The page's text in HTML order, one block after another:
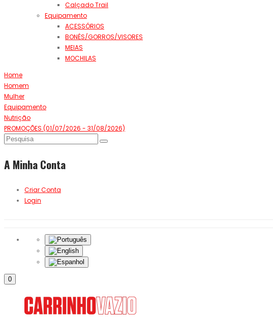
Calçado Trail
Equipamento
ACESSÓRIOS
BONÉS/GORROS/VISORES
MEIAS
MOCHILAS
Home
Homem
Mulher
Equipamento
Nutrição
PROMOÇÕES (01/07/2026 - 31/08/2026)
A Minha Conta
Criar Conta
Login
0